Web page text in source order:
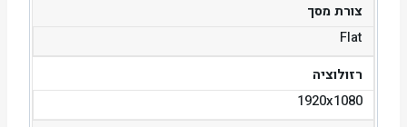
צורת מסך
Flat
רזולוציה
1920x1080